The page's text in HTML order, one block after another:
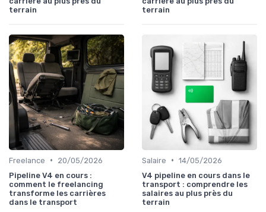
terrain
terrain
Freelance •
20/05/2026
Pipeline V4 en cours :
comment le freelancing
transforme les carrières
dans le transport
Salaire • 14/05/2026
V4 pipeline en cours dans le
transport : comprendre les
salaires au plus près du
terrain